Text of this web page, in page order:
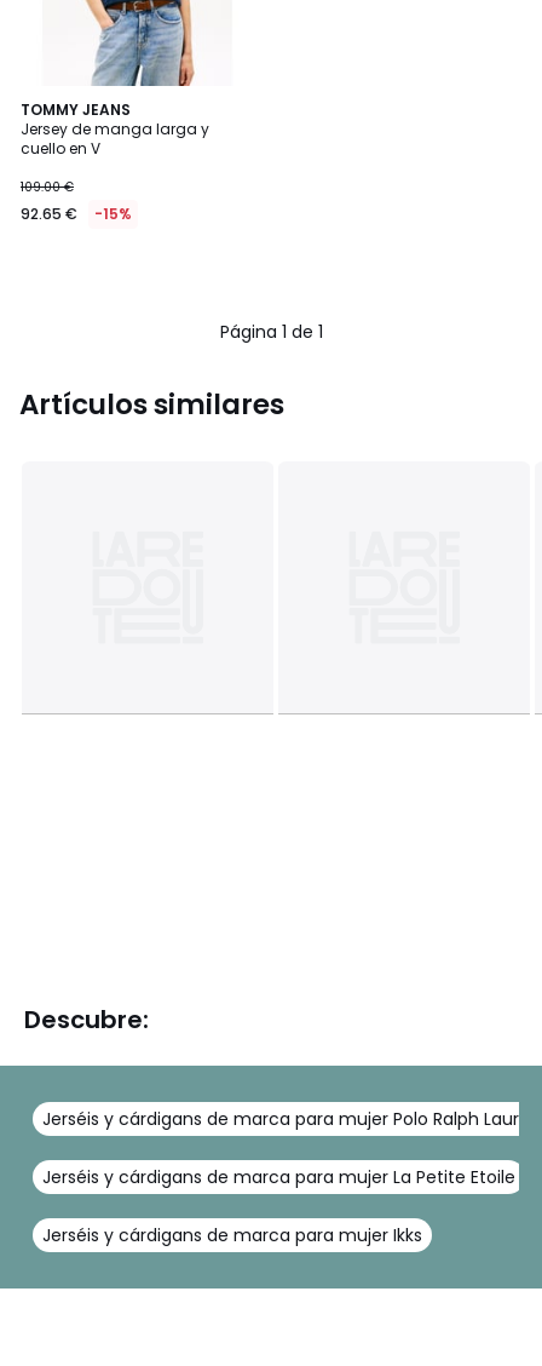
TOMMY JEANS
Jersey de manga larga y
cuello en V
109.00 €
92.65 € -15%
Página 1 de 1
Artículos similares
Descubre:
Jerséis y cárdigans de marca para mujer Polo Ralph Lauren
Jerséis y cárdigans de marca para mujer La Petite Etoile
Jerséis y cárdigans de marca para mujer Ikks